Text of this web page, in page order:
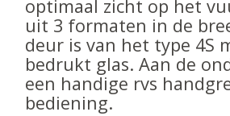
optimaal zicht op het
uit 3 formaten in de
deur is van het type 4S
bedrukt glas. Aan de
een handige rvs
bediening.